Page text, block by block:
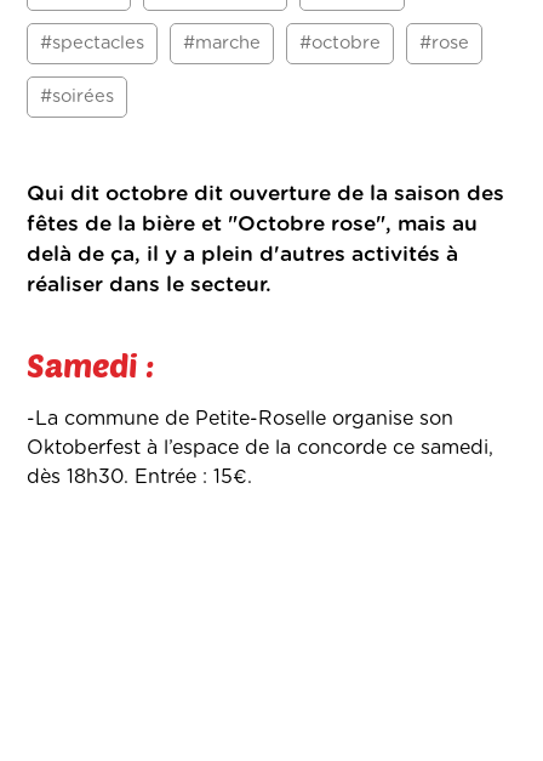
#spectacles #marche #octobre #rose
#soirées
Qui dit octobre dit ouverture de la saison des
fêtes de la bière et "Octobre rose", mais au
delà de ça, il y a plein d'autres activités à
réaliser dans le secteur.
Samedi :
-La commune de Petite-Roselle organise son
Oktoberfest à l’espace de la concorde ce samedi,
dès 18h30. Entrée : 15€.